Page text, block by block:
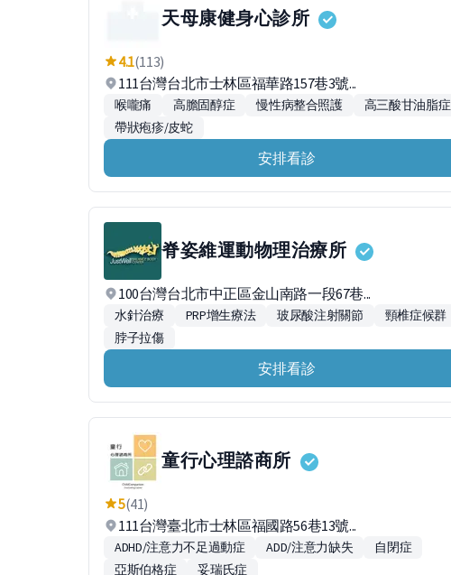
天母康健身心診所
4.1(113)
111台灣台北市士林區福華路157巷3號...
喉嚨痛 高膽固醇症 慢性病整合照護
高三酸甘油脂症
帶狀疱疹/皮蛇
安排看診
脊姿維運動物理治療所
100台灣台北市中正區金山南路一段67巷...
水針治療 PRP增生療法 玻尿酸注射關節
頸椎症候群
脖子拉傷
安排看診
童行心理諮商所
5(41)
111台灣臺北市士林區福國路56巷13號...
ADHD/注意力不足過動症 ADD/注意力缺失
自閉症
亞斯伯格症
妥瑞氏症